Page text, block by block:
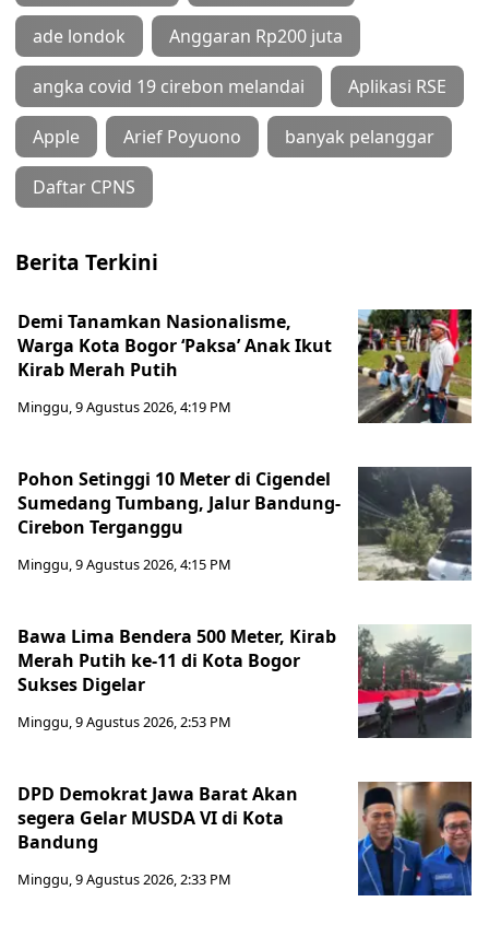
ade londok Anggaran Rp200 juta
angka covid 19 cirebon melandai Aplikasi RSE
Apple Arief Poyuono banyak pelanggar
Daftar CPNS
Berita Terkini
Demi Tanamkan Nasionalisme,
Warga Kota Bogor ‘Paksa’ Anak Ikut
Kirab Merah Putih
Minggu, 9 Agustus 2026, 4:19 PM
Pohon Setinggi 10 Meter di Cigendel
Sumedang Tumbang, Jalur Bandung-
Cirebon Terganggu
Minggu, 9 Agustus 2026, 4:15 PM
Bawa Lima Bendera 500 Meter, Kirab
Merah Putih ke-11 di Kota Bogor
Sukses Digelar
Minggu, 9 Agustus 2026, 2:53 PM
DPD Demokrat Jawa Barat Akan
segera Gelar MUSDA VI di Kota
Bandung
Minggu, 9 Agustus 2026, 2:33 PM